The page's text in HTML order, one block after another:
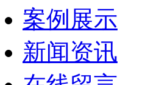
案例展示
新闻资讯